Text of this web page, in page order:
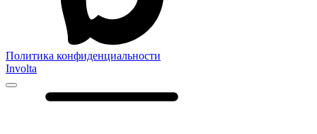
Политика конфиденциальности
Involta